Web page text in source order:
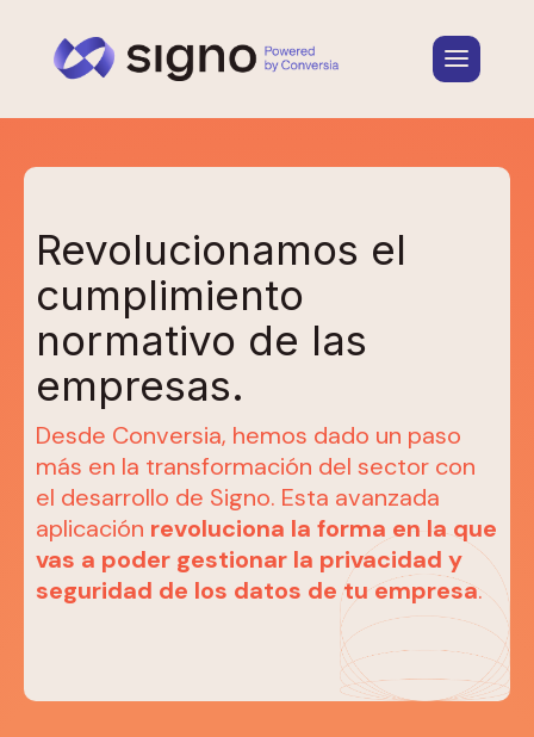
Revolucionamos el
cumplimiento
normativo de las
empresas.
Desde Conversia, hemos dado un paso
más en la transformación del sector con
el desarrollo de Signo. Esta avanzada
aplicación revoluciona la forma en la que
vas a poder gestionar la privacidad y
seguridad de los datos de tu empresa.